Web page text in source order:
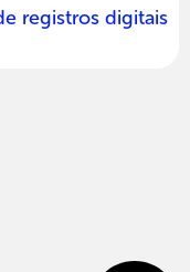
registros digitais